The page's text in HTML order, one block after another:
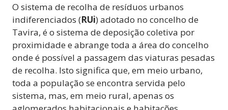
O sistema de recolha de resíduos urbanos
indiferenciados (RUi) adotado no concelho de
Tavira, é o sistema de deposição coletiva por
proximidade e abrange toda a área do concelho
onde é possível a passagem das viaturas pesadas
de recolha. Isto significa que, em meio urbano,
toda a população se encontra servida pelo
sistema, mas, em meio rural, apenas os